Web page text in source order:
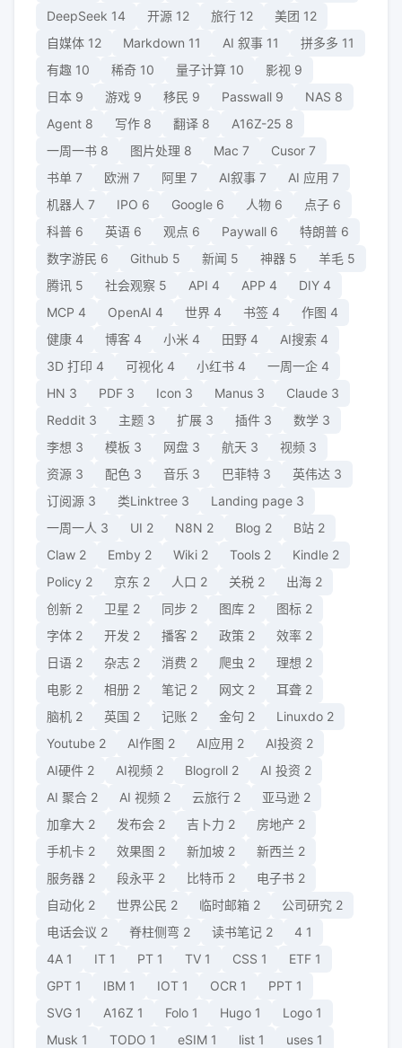
DeepSeek 14 开源 12 旅行 12 美团 12
自媒体 12 Markdown 11 AI 叙事 11 拼多多 11
有趣 10 稀奇 10 量子计算 10 影视 9
日本 9 游戏 9 移民 9 Passwall 9 NAS 8
Agent 8 写作 8 翻译 8 A16Z-25 8
一周一书 8 图片处理 8 Mac 7 Cusor 7
书单 7 欧洲 7 阿里 7 AI叙事 7 AI 应用 7
机器人 7 IPO 6 Google 6 人物 6 点子 6
科普 6 英语 6 观点 6 Paywall 6 特朗普 6
数字游民 6 Github 5 新闻 5 神器 5 羊毛 5
腾讯 5 社会观察 5 API 4 APP 4 DIY 4
MCP 4 OpenAI 4 世界 4 书签 4 作图 4
健康 4 博客 4 小米 4 田野 4 AI搜索 4
3D 打印 4 可视化 4 小红书 4 一周一企 4
HN 3 PDF 3 Icon 3 Manus 3 Claude 3
Reddit 3 主题 3 扩展 3 插件 3 数学 3
李想 3 模板 3 网盘 3 航天 3 视频 3
资源 3 配色 3 音乐 3 巴菲特 3 英伟达 3
订阅源 3 类Linktree 3 Landing page 3
一周一人 3 UI 2 N8N 2 Blog 2 B站 2
Claw 2 Emby 2 Wiki 2 Tools 2 Kindle 2
Policy 2 京东 2 人口 2 关税 2 出海 2
创新 2 卫星 2 同步 2 图库 2 图标 2
字体 2 开发 2 播客 2 政策 2 效率 2
日语 2 杂志 2 消费 2 爬虫 2 理想 2
电影 2 相册 2 笔记 2 网文 2 耳聋 2
脑机 2 英国 2 记账 2 金句 2 Linuxdo 2
Youtube 2 AI作图 2 AI应用 2 AI投资 2
AI硬件 2 AI视频 2 Blogroll 2 AI 投资 2
AI 聚合 2 AI 视频 2 云旅行 2 亚马逊 2
加拿大 2 发布会 2 吉卜力 2 房地产 2
手机卡 2 效果图 2 新加坡 2 新西兰 2
服务器 2 段永平 2 比特币 2 电子书 2
自动化 2 世界公民 2 临时邮箱 2 公司研究 2
电话会议 2 脊柱侧弯 2 读书笔记 2 4 1
4A 1 IT 1 PT 1 TV 1 CSS 1 ETF 1
GPT 1 IBM 1 IOT 1 OCR 1 PPT 1
SVG 1 A16Z 1 Folo 1 Hugo 1 Logo 1
Musk 1 TODO 1 eSIM 1 list 1 uses 1